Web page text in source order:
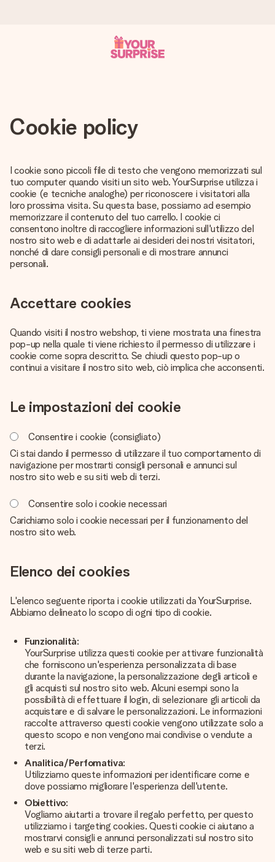
4,7 (basato su +15.000 recensioni)
I nostri regali ispirano. I clienti ci valutano 4,7 su Google
Reviews.
Biglietto d'auguri gratuito
Realizza qualcosa di unico in pochi passi – con il suo nome,
Cookie policy
I cookie sono piccoli file di testo che vengono memorizzati sul
tuo computer quando visiti un sito web. YourSurprise utilizza i
cookie (e tecniche analoghe) per riconoscere i visitatori alla
loro prossima visita. Su questa base, possiamo ad esempio
memorizzare il contenuto del tuo carrello. I cookie ci
consentono inoltre di raccogliere informazioni sull'utilizzo del
nostro sito web e di adattarle ai desideri dei nostri visitatori,
nonché di dare consigli personali e di mostrare annunci
personali.
Accettare cookies
Quando visiti il nostro webshop, ti viene mostrata una finestra
pop-up nella quale ti viene richiesto il permesso di utilizzare i
cookie come sopra descritto. Se chiudi questo pop-up o
continui a visitare il nostro sito web, ciò implica che acconsenti.
Le impostazioni dei cookie
Consentire i cookie (consigliato)
Ci stai dando il permesso di utilizzare il tuo comportamento di
navigazione per mostrarti consigli personali e annunci sul
nostro sito web e su siti web di terzi.
Consentire solo i cookie necessari
Carichiamo solo i cookie necessari per il funzionamento del
nostro sito web.
Elenco dei cookies
L'elenco seguente riporta i cookie utilizzati da YourSurprise.
Abbiamo delineato lo scopo di ogni tipo di cookie.
Funzionalità:
YourSurprise utilizza questi cookie per attivare funzionalità
che forniscono un'esperienza personalizzata di base
durante la navigazione, la personalizzazione degli articoli e
gli acquisti sul nostro sito web. Alcuni esempi sono la
possibilità di effettuare il login, di selezionare gli articoli da
acquistare e di salvare le personalizzazioni. Le informazioni
raccolte attraverso questi cookie vengono utilizzate solo a
questo scopo e non vengono mai condivise o vendute a
terzi.
Analitica/Perfomativa:
Utilizziamo queste informazioni per identificare come e
dove possiamo migliorare l'esperienza dell'utente.
Obiettivo:
Vogliamo aiutarti a trovare il regalo perfetto, per questo
utilizziamo i targeting cookies. Questi cookie ci aiutano a
mostrarvi consigli e annunci personalizzati sul nostro sito
web e su siti web di terze parti.